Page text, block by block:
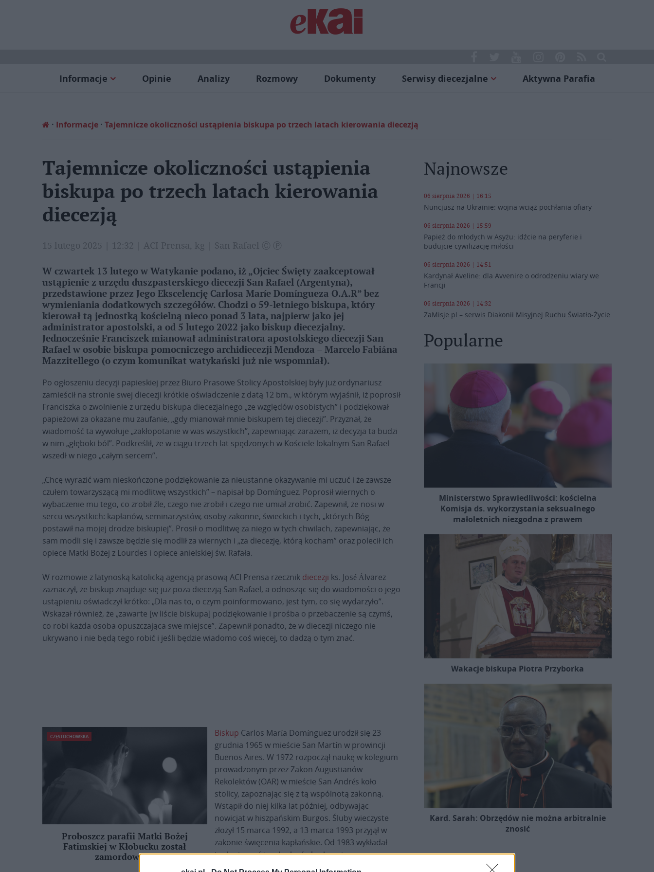
Informacje Opinie Analizy Rozmowy Dokumenty Serwisy diecezjalne Aktywna Parafia
Informacje Tajemnicze okoliczności ustąpienia biskupa po trzech latach kierowania diecezją
Tajemnicze okoliczności ustąpienia
biskupa po trzech latach kierowania
diecezją
15 lutego 2025 | 12:32 | ACI Prensa, kg | San Rafael Ⓒ Ⓟ
W czwartek 13 lutego w Watykanie podano, iż „Ojciec Święty zaakceptował
ustąpienie z urzędu duszpasterskiego diecezji San Rafael (Argentyna),
przedstawione przez Jego Ekscelencję Carlosa Maríe Domíngueza O.A.R” bez
wymieniania dodatkowych szczegółów. Chodzi o 59-letniego biskupa, który
kierował tą jednostką kościelną nieco ponad 3 lata, najpierw jako jej
administrator apostolski, a od 5 lutego 2022 jako biskup diecezjalny.
Jednocześnie Franciszek mianował administratora apostolskiego diecezji San
Rafael w osobie biskupa pomocniczego archidiecezji Mendoza – Marcelo Fabiána
Mazzitellego (o czym komunikat watykański już nie wspomniał).
Po ogłoszeniu decyzji papieskiej przez Biuro Prasowe Stolicy Apostolskiej były już ordynariusz
zamieścił na stronie swej diecezji krótkie oświadczenie z datą 12 bm., w którym wyjaśnił, iż poprosił
Franciszka o zwolnienie z urzędu biskupa diecezjalnego „ze względów osobistych” i podziękował
papieżowi za okazane mu zaufanie, „gdy mianował mnie biskupem tej diecezji”. Przyznał, że
wiadomość ta wywołuje „zakłopotanie w was wszystkich”, zapewniając zarazem, iż decyzja ta budzi
w nim „głęboki ból”. Podkreślił, że w ciągu trzech lat spędzonych w Kościele lokalnym San Rafael
wszedł w niego „całym sercem”.
„Chcę wyrazić wam nieskończone podziękowanie za nieustanne okazywanie mi uczuć i że zawsze
czułem towarzyszącą mi modlitwę wszystkich” – napisał bp Domínguez. Poprosił wiernych o
wybaczenie mu tego, co zrobił źle, czego nie zrobił i czego nie umiał zrobić. Zapewnił, że nosi w
sercu wszystkich: kapłanów, seminarzystów, osoby zakonne, świeckich i tych, „których Bóg
postawił na mojej drodze biskupiej”. Prosił o modlitwę za niego w tych chwilach, zapewniając, że
sam modli się i zawsze będzie się modlił za wiernych i „za diecezję, którą kocham” oraz polecił ich
opiece Matki Bożej z Lourdes i opiece anielskiej św. Rafała.
W rozmowie z latynoską katolicką agencją prasową ACI Prensa rzecznik diecezji ks. José Álvarez
zaznaczył, że biskup znajduje się już poza diecezją San Rafael, a odnosząc się do wiadomości o jego
ustąpieniu oświadczył krótko: „Dla nas to, o czym poinformowano, jest tym, co się wydarzyło”.
Wskazał również, że „zawarte [w liście biskupa] podziękowanie i prośba o przebaczenie są czymś,
co robi każda osoba opuszczająca swe miejsce”. Zapewnił ponadto, że w diecezji niczego nie
ukrywano i nie będą tego robić i jeśli będzie wiadomo coś więcej, to dadzą o tym znać.
CZĘSTOCHOWSKA
Proboszcz parafii Matki Bożej
Fatimskiej w Kłobucku został
zamordowany
Biskup Carlos María Domínguez urodził się 23
grudnia 1965 w mieście San Martín w prowincji
Buenos Aires. W 1972 rozpoczął naukę w kolegium
prowadzonym przez Zakon Augustianów
Rekolektów (OAR) w mieście San Andrés koło
stolicy, zapoznając się z tą wspólnotą zakonną.
Wstąpił do niej kilka lat później, odbywając
nowicjat w hiszpańskim Burgos. Śluby wieczyste
złożył 15 marca 1992, a 13 marca 1993 przyjął w
zakonie święcenia kapłańskie. Od 1983 wykładał
teologię w różnych placówkach, m.in. na
Argentyńskim Papieskim Uniwersytecie Katolickim
Najnowsze
06 sierpnia 2026 | 16:15
Nuncjusz na Ukrainie: wojna wciąż pochłania ofiary
06 sierpnia 2026 | 15:59
Papież do młodych w Asyżu: idźcie na peryferie i
budujcie cywilizację miłości
06 sierpnia 2026 | 14:51
Kardynał Aveline: dla Avvenire o odrodzeniu wiary we
Francji
06 sierpnia 2026 | 14:32
ZaMisje.pl – serwis Diakonii Misyjnej Ruchu Światło-Życie
Popularne
Ministerstwo Sprawiedliwości: kościelna
Komisja ds. wykorzystania seksualnego
małoletnich niezgodna z prawem
Wakacje biskupa Piotra Przyborka
Kard. Sarah: Obrzędów nie można arbitralnie
znosić